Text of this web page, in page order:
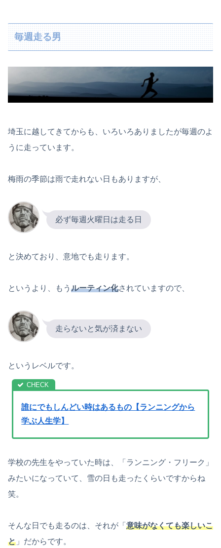
毎週走る男
埼玉に越してきてからも、いろいろありましたが毎週のよ
うに走っています。
梅雨の季節は雨で走れない日もありますが、
必ず毎週火曜日は走る日
と決めており、意地でも走ります。
というより、もう ルーティン化されていますので、
走らないと気が済まない
というレベルです。
誰にでもしんどい時はあるもの【ランニングから
学ぶ人生学】
学校の先生をやっていた時は、「ランニング・フリーク」
みたいになっていて、雪の日も走ったくらいですからね
笑。
そんな日でも走るのは、それが「 意味がなくても楽しいこ
と 」だからです。